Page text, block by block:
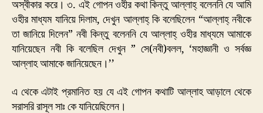
অস্বীকার করে। ৩. এই গোপন ওহীর কথা কিন্তু আল্লাহ্ বলেননি যে আমি
ওহীর মাধ্যম যানিয়ে দিলাম, দেখুন আল্লাহ্ কি বলেছিলেন “আল্লাহ্ নবীকে
তা জানিয়ে দিলেন” নবী কিন্তু বলেননি যে আল্লাহ্ ওহীর মাধ্যমে আমাকে
যানিয়েছেন নবী কি বলেছিল দেখুন ” সে(নবী)বলল, ‘মহাজ্ঞানী ও সর্বজ্ঞ
আল্লাহ আমাকে জানিয়েছেন।’’
এ থেকে এটাই প্রমানিত হয় যে এই গোপন কথাটি আল্লাহ আড়ালে থেকে
সরাসরি রাসূল সাঃ কে যানিয়েছিলেন।